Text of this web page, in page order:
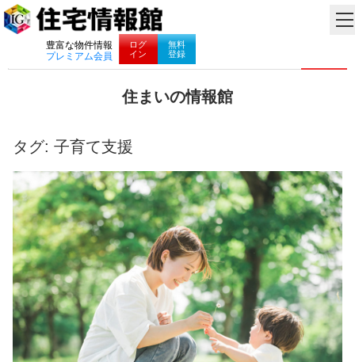
豊富な物件情報
プレミアム会員
ログ
イン
無料
登録
ナビゲーション
住まいの情報館
い
と
暮
ら
し
に
役
立
つ
情
報
を
お
け
タグ: 子育て支援